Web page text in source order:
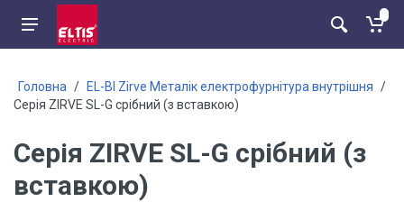
Головна / EL-BI Zirve Металік електрофурнітура внутрішня /
Серія ZIRVE SL-G срібний (з вставкою)
Серія ZIRVE SL-G срібний (з
вставкою)